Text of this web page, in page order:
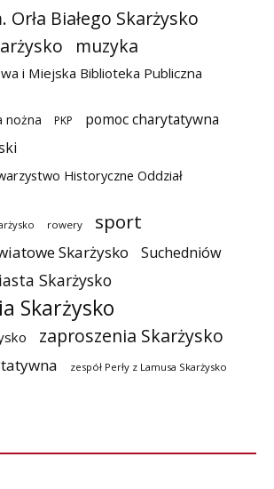
Białego Skarżysko
muzyka
i Miejska Biblioteka Publiczna
nożna PKP
pomoc charytatywna
Historyczne Oddział
rowery sport
Skarżysko Suchedniów
Skarżysko
Skarżysko
zaproszenia Skarżysko
zespół Perły z Lamusa Skarżysko